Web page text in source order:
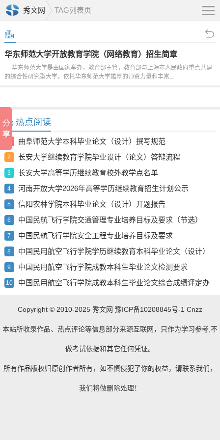
秀文网 TAG列表页
华东师范大学开放教育学院（网络教育）招生简章
华东师范大学是由国家举办，教育部主管，教育部与上海市人民政府重点共建
的综合性研究型大学。依托华东师范大学雄厚的师资力量和丰富...
热点阅读
曲阜师范大学本科毕业论文（设计）撰写规范
2 长安大学继续教育学院毕业设计（论文）答辩流程
3 长安大学高等学历继续教育校外教学点名单
4 河南开放大学2026年高等学历继续教育招生计划公示
5 信阳农林学院本科毕业论文（设计）开题报告
6 中国民航飞行学院交通管理专业培养目标及要求（节选）
7 中国民航飞行学院安全工程专业培养目标及要求
8
中国民用航空飞行学院学历继续教育本科毕业论文（设计）
使用 AI 工具的规定（试行）
9 中国民用航空飞行学院成教本科生毕业论文检测要求
10
中国民用航空飞行学院成教本科生毕业论文综合成绩评定办
Copyright © 2010-2025 秀文网 豫ICP备10208845号-1 Cnzz
本站所收录作品、热点评论等信息部分来源互联网，只作为学习参考,不
做考试依据和其它任何凭证。
所有作品版权归原创作者所有，如不慎侵犯了你的权益，请联系我们，
我们将做删除处理！